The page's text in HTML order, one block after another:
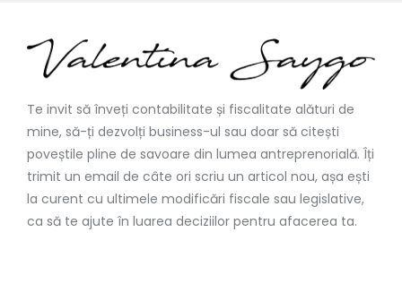
Te invit să înveți contabilitate și fiscalitate alături de
mine, să-ți dezvolți business-ul sau doar să citești
poveștile pline de savoare din lumea antreprenorială. Îți
trimit un email de câte ori scriu un articol nou, așa ești
la curent cu ultimele modificări fiscale sau legislative,
ca să te ajute în luarea deciziilor pentru afacerea ta.